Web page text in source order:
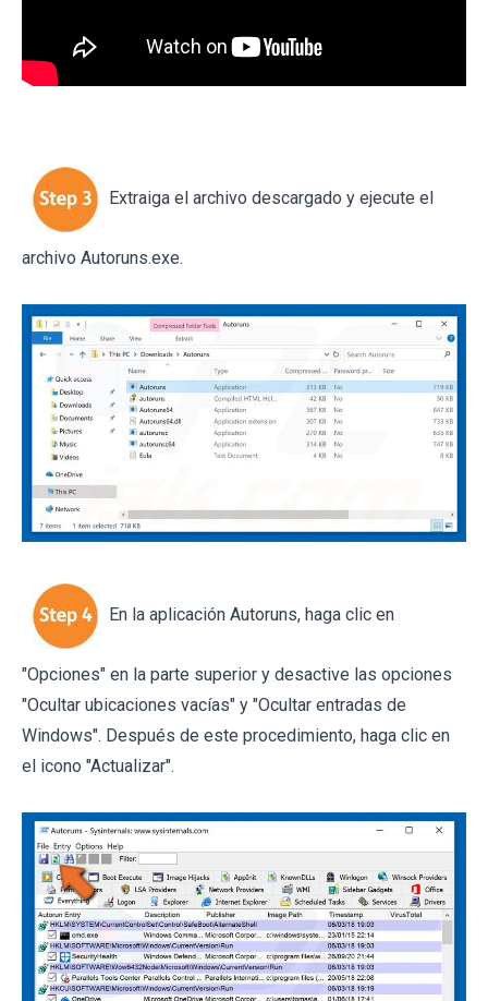
Extraiga el archivo descargado y ejecute el
archivo Autoruns.exe.
En la aplicación Autoruns, haga clic en
"Opciones" en la parte superior y desactive las opciones
"Ocultar ubicaciones vacías" y "Ocultar entradas de
Windows". Después de este procedimiento, haga clic en
el icono "Actualizar".